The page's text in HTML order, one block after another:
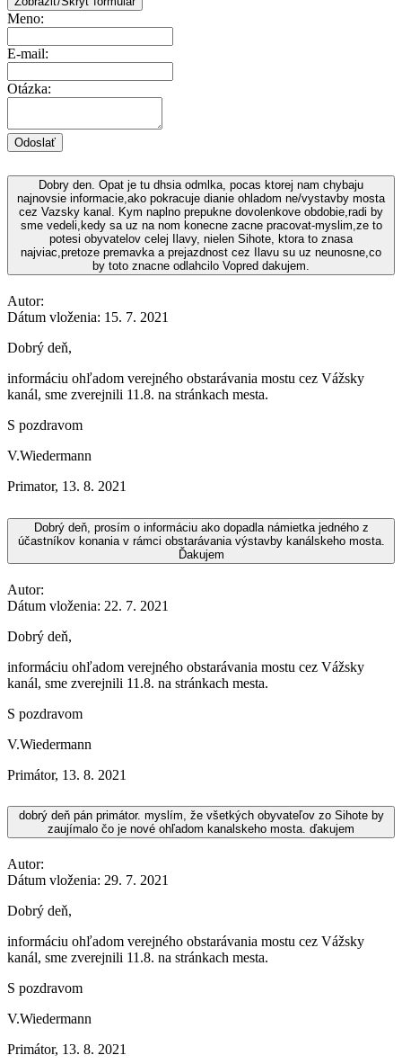
Meno:
E-mail:
Otázka:
Odoslať
Dobry den. Opat je tu dhsia odmlka, pocas ktorej nam chybaju
najnovsie informacie,ako pokracuje dianie ohladom ne/vystavby mosta
cez Vazsky kanal. Kym naplno prepukne dovolenkove obdobie,radi by
sme vedeli,kedy sa uz na nom konecne zacne pracovat-myslim,ze to
potesi obyvatelov celej Ilavy, nielen Sihote, ktora to znasa
najviac,pretoze premavka a prejazdnost cez Ilavu su uz neunosne,co
by toto znacne odlahcilo Vopred dakujem.
Autor:
Dátum vloženia: 15. 7. 2021
Dobrý deň,
informáciu ohľadom verejného obstarávania mostu cez Vážsky
kanál, sme zverejnili 11.8. na stránkach mesta.
S pozdravom
V.Wiedermann
Primator, 13. 8. 2021
Dobrý deň, prosím o informáciu ako dopadla námietka jedného z
účastníkov konania v rámci obstarávania výstavby kanálskeho mosta.
Ďakujem
Autor:
Dátum vloženia: 22. 7. 2021
Dobrý deň,
informáciu ohľadom verejného obstarávania mostu cez Vážsky
kanál, sme zverejnili 11.8. na stránkach mesta.
S pozdravom
V.Wiedermann
Primátor, 13. 8. 2021
dobrý deň pán primátor. myslím, že všetkých obyvateľov zo Sihote by
zaujímalo čo je nové ohľadom kanalskeho mosta. ďakujem
Autor:
Dátum vloženia: 29. 7. 2021
Dobrý deň,
informáciu ohľadom verejného obstarávania mostu cez Vážsky
kanál, sme zverejnili 11.8. na stránkach mesta.
S pozdravom
V.Wiedermann
Primátor, 13. 8. 2021